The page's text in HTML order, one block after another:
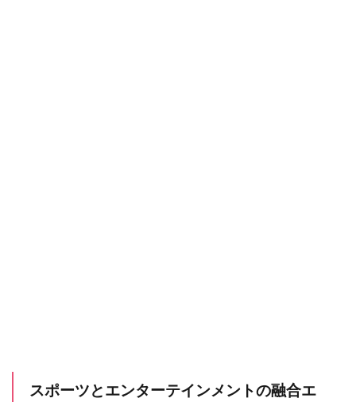
スポーツとエンターテインメントの融合エ